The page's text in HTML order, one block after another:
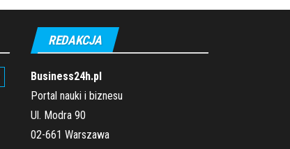
REDAKCJA
Business24h.pl
Portal nauki i biznesu
Ul. Modra 90
02-661 Warszawa